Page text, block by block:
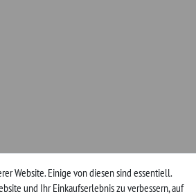
Website. Einige von diesen sind essentiell.
und Ihr Einkaufserlebnis zu verbessern, auf